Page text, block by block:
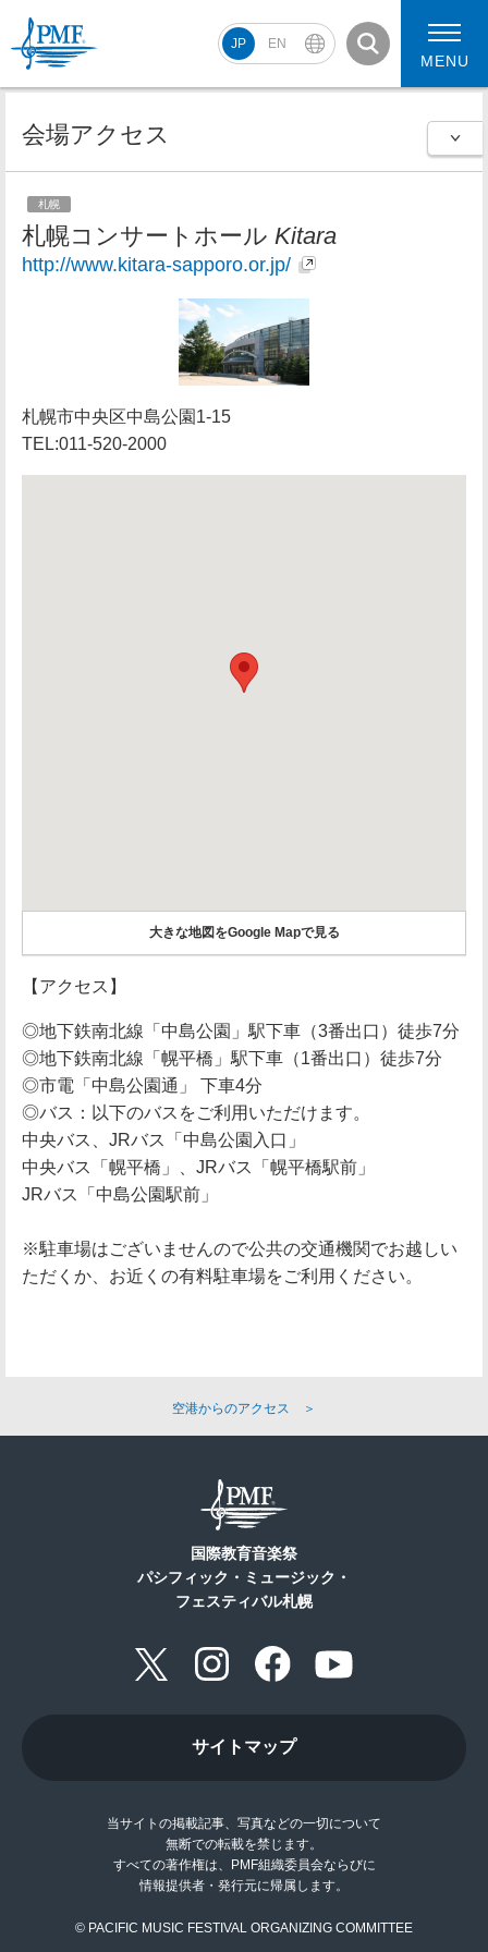
JP EN
PMF2026 アーティスト
MENU
会場アクセス
札幌
札幌コンサートホール Kitara
http://www.kitara-sapporo.or.jp/
札幌市中央区中島公園1-15
TEL:011-520-2000
大きな地図をGoogle Mapで見る
【アクセス】
◎地下鉄南北線「中島公園」駅下車（3番出口）徒歩7分
◎地下鉄南北線「幌平橋」駅下車（1番出口）徒歩7分
◎市電「中島公園通」 下車4分
◎バス：以下のバスをご利用いただけます。
中央バス、JRバス「中島公園入口」
中央バス「幌平橋」、JRバス「幌平橋駅前」
JRバス「中島公園駅前」
※駐車場はございませんので公共の交通機関でお越しい
ただくか、お近くの有料駐車場をご利用ください。
空港からのアクセス ＞
国際教育音楽祭
パシフィック・ミュージック・
フェスティバル札幌
サイトマップ
当サイトの掲載記事、写真などの一切について
無断での転載を禁じます。
すべての著作権は、PMF組織委員会ならびに
情報提供者・発行元に帰属します。
© PACIFIC MUSIC FESTIVAL ORGANIZING COMMITTEE